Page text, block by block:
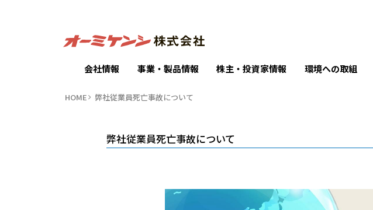
会社情報 事業・製品情報 株主・投資家情報 環境への取組
HOME 弊社従業員死亡事故について
弊社従業員死亡事故について